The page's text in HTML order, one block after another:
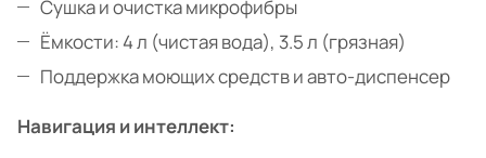
Сушка и очистка микрофибры
Ёмкости: 4 л (чистая вода), 3.5 л (грязная)
Поддержка моющих средств и авто-диспенсер
Навигация и интеллект: